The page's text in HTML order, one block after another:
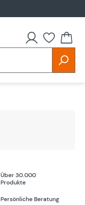
Über 30.000
Produkte
Persönliche Beratung